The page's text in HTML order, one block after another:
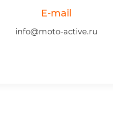
E-mail
info@moto-active.ru